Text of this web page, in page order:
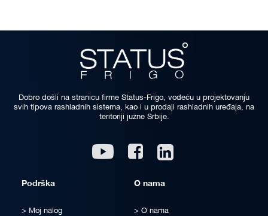
Dobro došli na stranicu firme Status-Frigo, vodeću u projektovanju
svih tipova rashladnih sistema, kao i u prodaji rashladnih uređaja, na
teritoriji južne Srbije.
Youtube Facebook
Podrška
Moj nalog
O nama
O nama